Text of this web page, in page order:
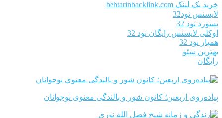
خرید بک لینک behtarinbacklink.com
لایسنس نود32
پسورد نود 32
اوکلی لایسنس رایگان نود 32
همیار نود 32
بهترین سئو
رایگان
پیاده‌روی اربعین؛ کانون شور و بالندگی معنوی نوجوانان